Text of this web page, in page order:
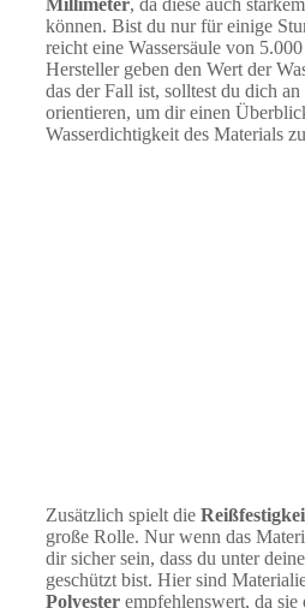
Millimeter, da diese auch
können. Bist du nur für einige
reicht eine Wassersäule von
Hersteller geben den Wert der
das der Fall ist, solltest du dich
orientieren, um dir einen
Wasserdichtigkeit des Materials
Zusätzlich spielt die
große Rolle. Nur wenn das
dir sicher sein, dass du unter
geschützt bist. Hier sind
Polyester empfehlenswert, da